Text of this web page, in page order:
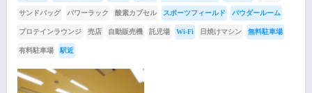
サンドバッグ パワーラック 酸素カプセル スポーツフィールド パウダールーム
プロテインラウンジ 売店 自動販売機 託児場 Wi-Fi 日焼けマシン 無料駐車場
有料駐車場 駅近